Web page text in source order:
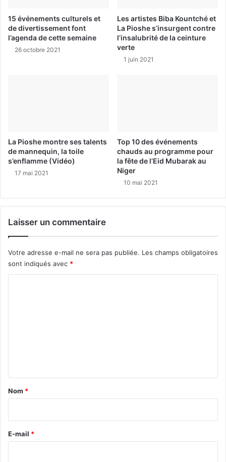
15 événements culturels et
de divertissement font
l’agenda de cette semaine
26 octobre 2021
Les artistes Biba Kountché et
La Pioshe s’insurgent contre
l’insalubrité de la ceinture
verte
1 juin 2021
La Pioshe montre ses talents
de mannequin, la toile
s’enflamme (Vidéo)
17 mai 2021
Top 10 des événements
chauds au programme pour
la fête de l’Eid Mubarak au
Niger
10 mai 2021
Laisser un commentaire
Votre adresse e-mail ne sera pas publiée. Les champs obligatoires
sont indiqués avec *
a
e
Nom *
E-mail *